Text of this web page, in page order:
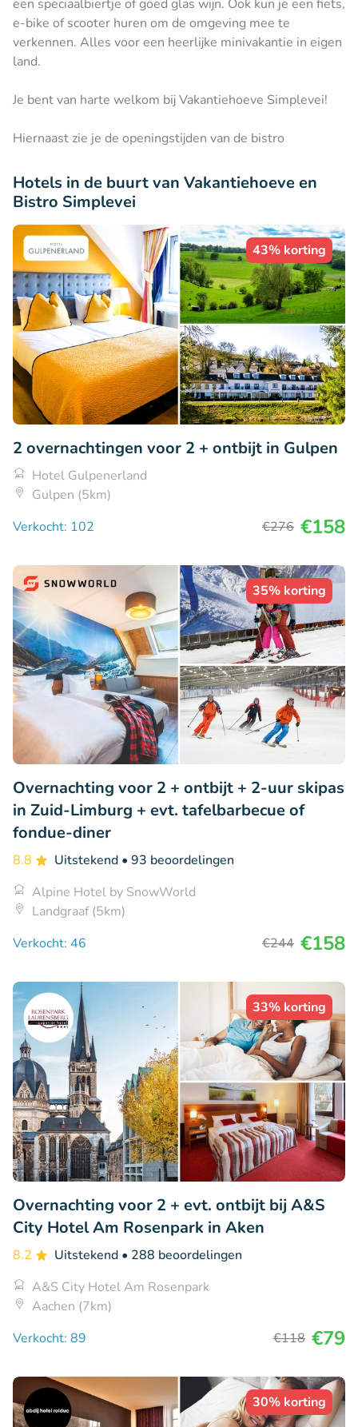
een speciaalbiertje of goed glas wijn. Ook kun je een fiets,
e-bike of scooter huren om de omgeving mee te
verkennen. Alles voor een heerlijke minivakantie in eigen
land.
Je bent van harte welkom bij Vakantiehoeve Simplevei!
Hiernaast zie je de openingstijden van de bistro
Hotels in de buurt van Vakantiehoeve en
Bistro Simplevei
43% korting
2 overnachtingen voor 2 + ontbijt in Gulpen
Hotel Gulpenerland
Gulpen (5km)
Verkocht: 102
€276 €158
35% korting
Overnachting voor 2 + ontbijt + 2-uur skipas
in Zuid-Limburg + evt. tafelbarbecue of
fondue-diner
8.8 Uitstekend • 93 beoordelingen
Alpine Hotel by SnowWorld
Landgraaf (5km)
Verkocht: 46
€244 €158
33% korting
Overnachting voor 2 + evt. ontbijt bij A&S
City Hotel Am Rosenpark in Aken
8.2 Uitstekend • 288 beoordelingen
A&S City Hotel Am Rosenpark
Aachen (7km)
Verkocht: 89
€118 €79
30% korting